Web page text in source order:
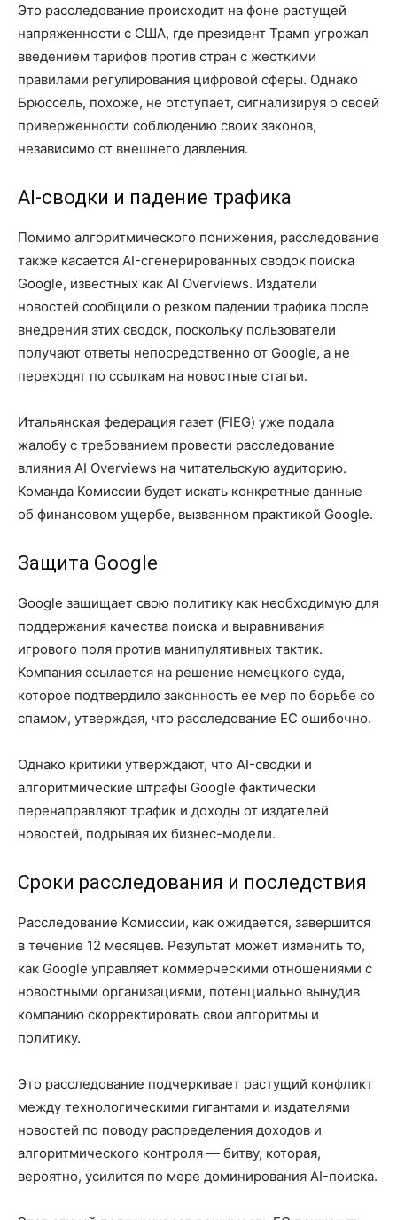
Это расследование происходит на фоне растущей
напряженности с США, где президент Трамп угрожал
введением тарифов против стран с жесткими
правилами регулирования цифровой сферы. Однако
Брюссель, похоже, не отступает, сигнализируя о своей
приверженности соблюдению своих законов,
независимо от внешнего давления.
AI-сводки и падение трафика
Помимо алгоритмического понижения, расследование
также касается AI-сгенерированных сводок поиска
Google, известных как AI Overviews. Издатели
новостей сообщили о резком падении трафика после
внедрения этих сводок, поскольку пользователи
получают ответы непосредственно от Google, а не
переходят по ссылкам на новостные статьи.
Итальянская федерация газет (FIEG) уже подала
жалобу с требованием провести расследование
влияния AI Overviews на читательскую аудиторию.
Команда Комиссии будет искать конкретные данные
об финансовом ущербе, вызванном практикой Google.
Защита Google
Google защищает свою политику как необходимую для
поддержания качества поиска и выравнивания
игрового поля против манипулятивных тактик.
Компания ссылается на решение немецкого суда,
которое подтвердило законность ее мер по борьбе со
спамом, утверждая, что расследование ЕС ошибочно.
Однако критики утверждают, что AI-сводки и
алгоритмические штрафы Google фактически
перенаправляют трафик и доходы от издателей
новостей, подрывая их бизнес-модели.
Сроки расследования и последствия
Расследование Комиссии, как ожидается, завершится
в течение 12 месяцев. Результат может изменить то,
как Google управляет коммерческими отношениями с
новостными организациями, потенциально вынудив
компанию скорректировать свои алгоритмы и
политику.
Это расследование подчеркивает растущий конфликт
между технологическими гигантами и издателями
новостей по поводу распределения доходов и
алгоритмического контроля — битву, которая,
вероятно, усилится по мере доминирования AI-поиска.